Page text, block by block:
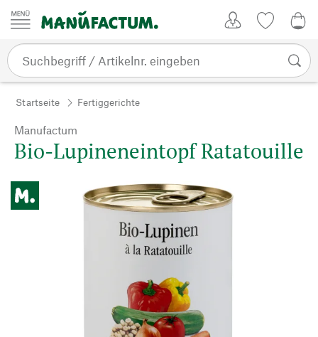
Zum Inhalt springen
Startseite Fertiggerichte
Manufactum
Bio-Lupineneintopf Ratatouille